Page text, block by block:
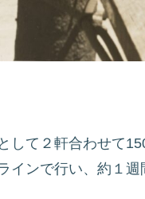
して２軒合わせて
インで行い、約１週